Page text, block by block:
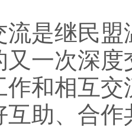
继民盟
又一次深
作和相互
互助、合